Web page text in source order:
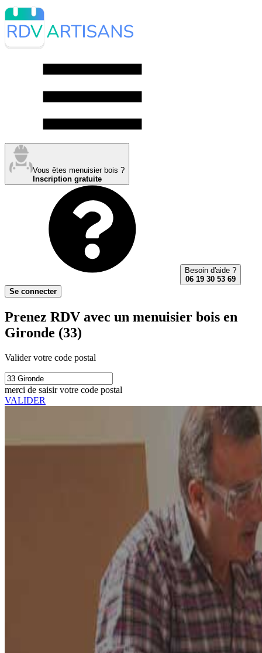
Vous êtes menuisier bois ?
Inscription gratuite
Besoin d'aide ?
06 19 30 53 69
Se connecter
Prenez RDV avec un menuisier bois en
Gironde (33)
Valider votre code postal
merci de saisir votre code postal
VALIDER